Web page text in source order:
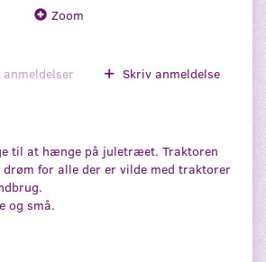
Zoom
anmeldelser Skriv anmeldelse
til at hænge på juletræet. Traktoren
drøm for alle der er vilde med traktorer
og små.